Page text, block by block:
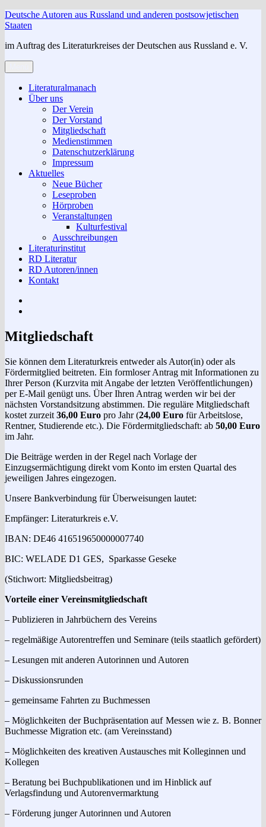
Zum
Inhalt
Deutsche Autoren aus Russland und anderen postsowjetischen
Staaten
im Auftrag des Literaturkreises der Deutschen aus Russland e. V.
Literaturalmanach
Über uns
Der Verein
Der Vorstand
Mitgliedschaft
Medienstimmen
Datenschutzerklärung
Impressum
Aktuelles
Neue Bücher
Leseproben
Hörproben
Veranstaltungen
Kulturfestival
Ausschreibungen
Literaturinstitut
RD Literatur
RD Autoren/innen
Kontakt
Mitgliedschaft
Sie können dem Literaturkreis entweder als Autor(in) oder als
Fördermitglied beitreten. Ein formloser Antrag mit Informationen zu
Ihrer Person (Kurzvita mit Angabe der letzten Veröffentlichungen)
per E-Mail genügt uns. Über Ihren Antrag werden wir bei der
nächsten Vorstandsitzung abstimmen. Die reguläre Mitgliedschaft
kostet zurzeit 36,00 Euro pro Jahr (24,00 Euro für Arbeitslose,
Rentner, Studierende etc.). Die Fördermitgliedschaft: ab 50,00 Euro
im Jahr.
Die Beiträge werden in der Regel nach Vorlage der
Einzugsermächtigung direkt vom Konto im ersten Quartal des
jeweiligen Jahres eingezogen.
Unsere Bankverbindung für Überweisungen lautet:
Empfänger: Literaturkreis e.V.
IBAN: DE46 416519650000007740
BIC: WELADE D1 GES, Sparkasse Geseke
(Stichwort: Mitgliedsbeitrag)
Vorteile einer Vereinsmitgliedschaft
– Publizieren in Jahrbüchern des Vereins
– regelmäßige Autorentreffen und Seminare (teils staatlich gefördert)
– Lesungen mit anderen Autorinnen und Autoren
– Diskussionsrunden
– gemeinsame Fahrten zu Buchmessen
– Möglichkeiten der Buchpräsentation auf Messen wie z. B. Bonner
Buchmesse Migration etc. (am Vereinsstand)
– Möglichkeiten des kreativen Austausches mit Kolleginnen und
Kollegen
– Beratung bei Buchpublikationen und im Hinblick auf
Verlagsfindung und Autorenvermarktung
– Förderung junger Autorinnen und Autoren